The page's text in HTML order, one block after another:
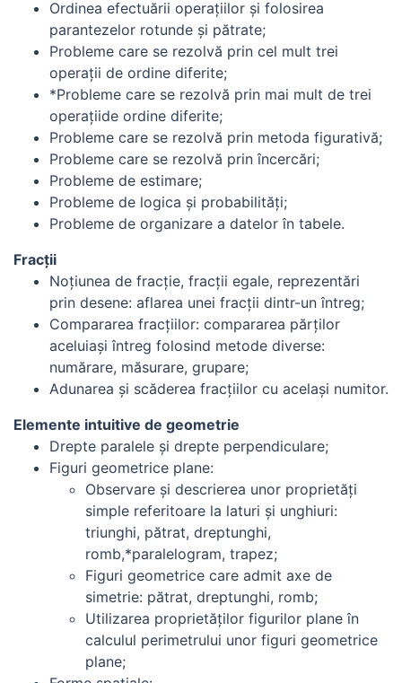
Ordinea efectuării operaţiilor şi folosirea
parantezelor rotunde şi pătrate;
Probleme care se rezolvă prin cel mult trei
operaţii de ordine diferite;
*Probleme care se rezolvă prin mai mult de trei
operaţiide ordine diferite;
Probleme care se rezolvă prin metoda figurativă;
Probleme care se rezolvă prin încercări;
Probleme de estimare;
Probleme de logica şi probabilităţi;
Probleme de organizare a datelor în tabele.
Fracţii
Noţiunea de fracţie, fracţii egale, reprezentări
prin desene: aflarea unei fracţii dintr-un întreg;
Compararea fracţiilor: compararea părţilor
aceluiaşi întreg folosind metode diverse:
numărare, măsurare, grupare;
Adunarea şi scăderea fracţiilor cu acelaşi numitor.
Elemente intuitive de geometrie
Drepte paralele şi drepte perpendiculare;
Figuri geometrice plane:
Observare şi descrierea unor proprietăţi
simple referitoare la laturi şi unghiuri:
triunghi, pătrat, dreptunghi,
romb,*paralelogram, trapez;
Figuri geometrice care admit axe de
simetrie: pătrat, dreptunghi, romb;
Utilizarea proprietăţilor figurilor plane în
calculul perimetrului unor figuri geometrice
plane;